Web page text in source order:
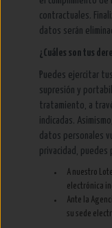
contractuales.
datos serán
¿Cuáles son tus
Puedes ejercitar
supresión y
tratamiento, a
indicadas.
datos personales
privacidad, puedes
A nuestro
electrónica
Ante la
su sede